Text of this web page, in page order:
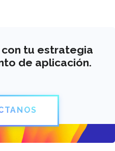
tu estrategia
de aplicación.